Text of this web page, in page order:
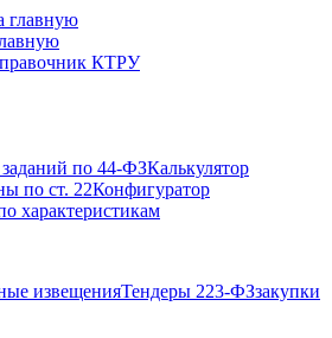
КТРУ
заданий по 44-ФЗКалькулятор
по ст. 22Конфигуратор
характеристикам
извещенияТендеры 223-ФЗзакупки